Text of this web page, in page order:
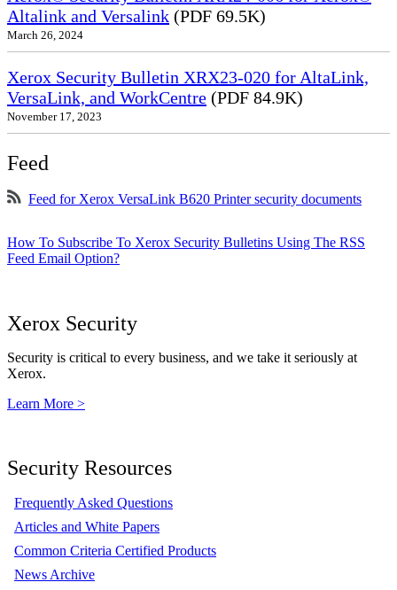
Altalink and Versalink (PDF 69.5K)
March 26, 2024
Xerox Security Bulletin XRX23-020 for AltaLink,
VersaLink, and WorkCentre (PDF 84.9K)
November 17, 2023
Feed
Feed for Xerox VersaLink B620 Printer security documents
How To Subscribe To Xerox Security Bulletins Using The RSS
Feed Email Option?
Xerox Security
Security is critical to every business, and we take it seriously at
Xerox.
Learn More >
Security Resources
Frequently Asked Questions
Articles and White Papers
Common Criteria Certified Products
News Archive